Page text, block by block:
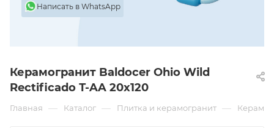
Написать в WhatsApp
Керамогранит Baldocer Ohio Wild
Rectificado Т-AA 20x120
Главная — Каталог — Плитка и керамогранит —